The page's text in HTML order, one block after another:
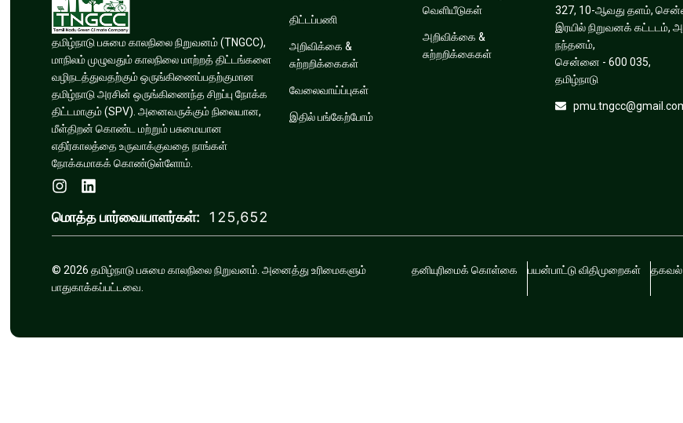
தமிழ்நாடு பசுமை காலநிலை நிறுவனம் (TNGCC),
மாநிலம் முழுவதும் காலநிலை மாற்றத் திட்டங்களை
வழிநடத்துவதற்கும் ஒருங்கிணைப்பதற்குமான
தமிழ்நாடு அரசின் ஒருங்கிணைந்த சிறப்பு நோக்க
திட்டமாகும் (SPV). அனைவருக்கும் நிலையான,
மீள்திறன் கொண்ட மற்றும் பசுமையான
எதிர்காலத்தை உருவாக்குவதை நாங்கள்
நோக்கமாகக் கொண்டுள்ளோம்.
மொத்த பார்வையாளர்கள்: 125,652
திட்டப்பணி
அறிவிக்கை &
சுற்றறிக்கைகள்
வேலைவாய்ப்புகள்
இதில் பங்கேற்போம்
வெளியீடுகள்
அறிவிக்கை &
சுற்றறிக்கைகள்
327, 10-ஆவது தளம்,
இரயில் நிறுவனக்
நந்தனம்,
சென்னை - 600 035,
தமிழ்நாடு
© 2026 தமிழ்நாடு பசுமை காலநிலை நிறுவனம். அனைத்து உரிமைகளும்
பாதுகாக்கப்பட்டவை.
தனியுரிமைக் கொள்கை பயன்பாட்டு விதிமுறைகள் தகவல்